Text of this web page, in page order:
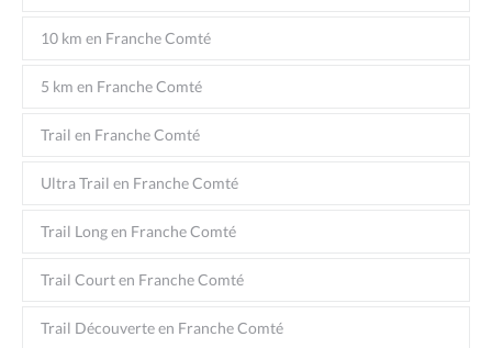
10 km en Franche Comté
5 km en Franche Comté
Trail en Franche Comté
Ultra Trail en Franche Comté
Trail Long en Franche Comté
Trail Court en Franche Comté
Trail Découverte en Franche Comté